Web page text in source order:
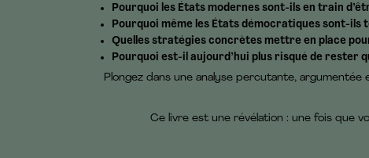
Pourquoi les États modernes sont-ils en train
Pourquoi même les États démocratiques sont-
Quelles stratégies concrètes mettre en place
Pourquoi est-il aujourd’hui plus risqué de rester
Plongez dans une analyse percutante,
Ce livre est une révélation : une fois que